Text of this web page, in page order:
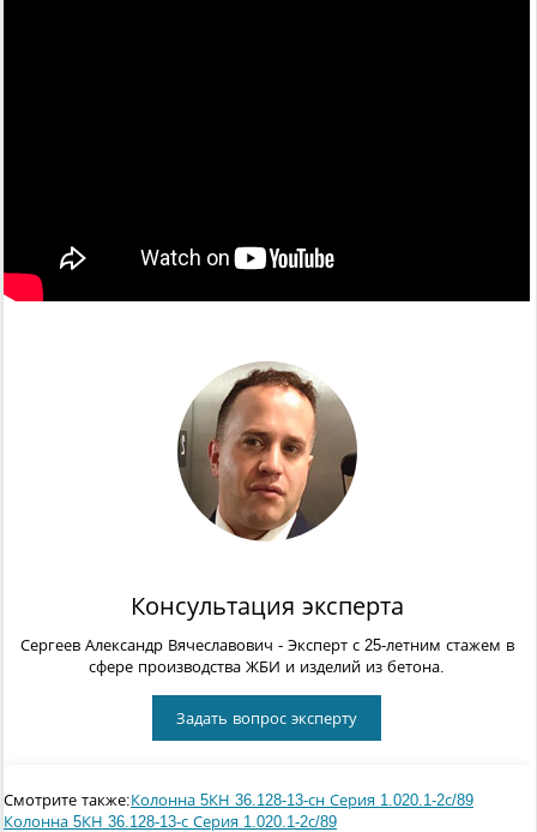
Консультация эксперта
Сергеев Александр Вячеславович - Эксперт с 25-летним стажем в
сфере производства ЖБИ и изделий из бетона.
Задать вопрос эксперту
Смотрите также:Колонна 5КН 36.128-13-сн Серия 1.020.1-2с/89
Колонна 5КН 36.128-13-с Серия 1.020.1-2с/89